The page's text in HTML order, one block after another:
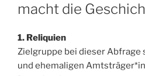
macht die
1. Reliquien
Zielgruppe bei dieser Abfrage
und ehemaligen